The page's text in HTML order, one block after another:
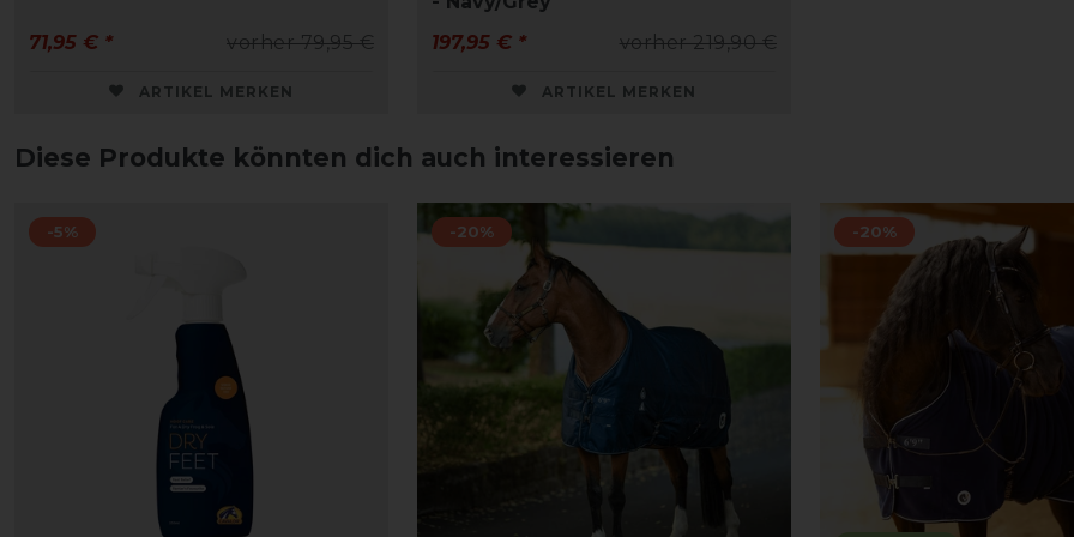
vorher 79,95 €
71,95 € *
ARTIKEL MERKEN
vorher 219,90 €
197,95 € *
ARTIKEL MERKEN
Diese Produkte könnten dich auch interessieren
-5% -20% -20%